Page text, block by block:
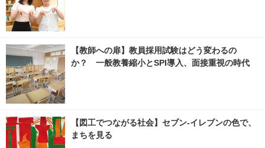
【教師への扉】教員採用試験はどう変わるの
か？ 一般教養縮小とSPI導入、面接重視の時代
【図工でつながる社会】セブン‐イレブンの色で、
まちを見る